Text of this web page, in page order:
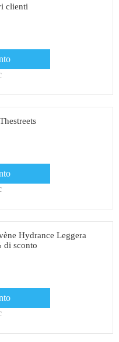
clienti
Hydrance Leggera
di sconto